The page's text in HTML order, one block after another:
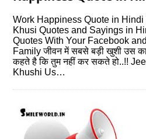
Work Happiness Quote in
Khusi Quotes and Sayings in
Quotes With Your Facebook
Family जीवन में सबसे बड़ी खुशी उस
कहते है कि तुम नहीं कर सकते हो..!!
Khushi Us…